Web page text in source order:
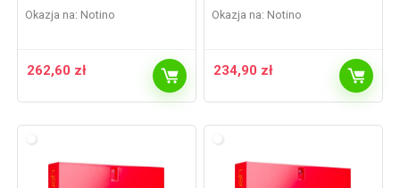
Okazja na: Notino
262,60 zł
Okazja na: Notino
234,90 zł